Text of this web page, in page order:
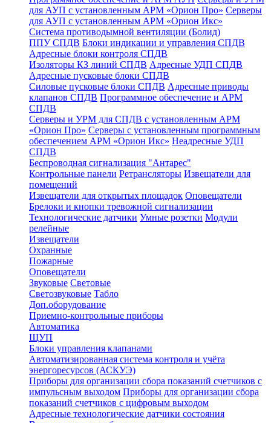
для АУП с установленным АРМ «Орион Про» Серверы
для АУП с установленным АРМ «Орион Икс»
Система противодымной вентиляции (Болид)
ППУ СПДВ Блоки индикации и управления СПДВ
Адресные блоки контроля СПДВ
Изоляторы КЗ линий СПДВ Адресные УДП СПДВ
Адресные пусковые блоки СПДВ
Силовые пусковые блоки СПДВ Адресные приводы
клапанов СПДВ Программное обеспечение и АРМ
СПДВ
Серверы и УРМ для СПДВ с установленным АРМ
«Орион Про» Серверы с установленным программным
обеспечением АРМ «Орион Икс» Неадресные УДП
СПДВ
Беспроводная сигнализация "Антарес"
Контрольные панели Ретрансляторы Извещатели для
помещений
Извещатели для открытых площадок Оповещатели
Брелоки и кнопки тревожной сигнализации
Технологические датчики Умные розетки Модули
релейные
Извещатели
Охранные
Пожарные
Оповещатели
Звуковые Световые
Светозвуковые Табло
Доп.оборудование
Приемно-контрольные приборы
Автоматика
ЩУП
Блоки управления клапанами
Автоматизированная система контроля и учёта
энергоресурсов (АСКУЭ)
Приборы для организации сбора показаний счетчиков с
импульсным выходом Приборы для организации сбора
показаний счетчиков с цифровым выходом
Адресные технологические датчики состояния